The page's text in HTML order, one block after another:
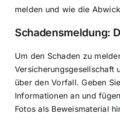
melden und wie die
Schadensmeldung:
Um den Schaden zu
Versicherungsgesellschaft
über den Vorfall. Geben
Informationen an und
Fotos als Beweismaterial